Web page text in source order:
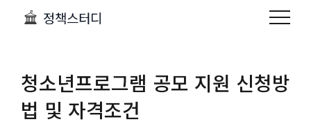
정책스터디
청소년프로그램 공모 지원 신청방
법 및 자격조건